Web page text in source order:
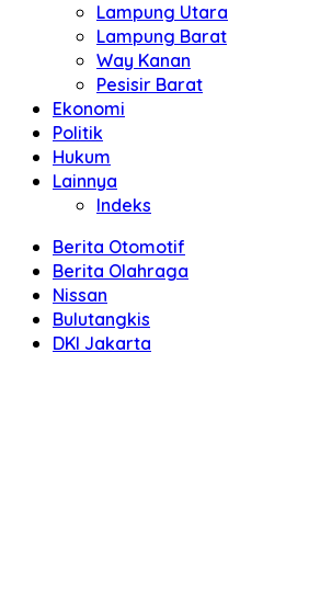
Lampung Utara
Lampung Barat
Way Kanan
Pesisir Barat
Ekonomi
Politik
Hukum
Lainnya
Indeks
Berita Otomotif
Berita Olahraga
Nissan
Bulutangkis
DKI Jakarta